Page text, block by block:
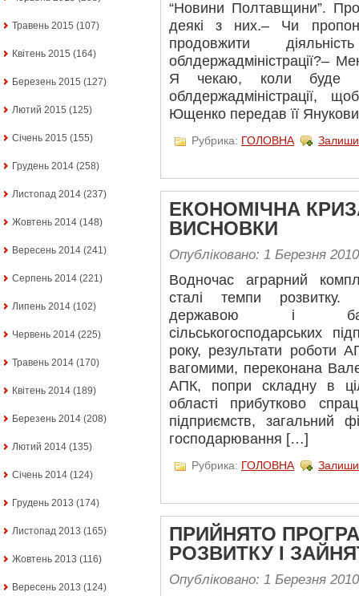
Травень 2015 (107)
Квітень 2015 (164)
Березень 2015 (127)
Лютий 2015 (125)
Січень 2015 (155)
Грудень 2014 (258)
Листопад 2014 (237)
Жовтень 2014 (148)
Вересень 2014 (241)
Серпень 2014 (221)
Липень 2014 (102)
Червень 2014 (225)
Травень 2014 (170)
Квітень 2014 (189)
Березень 2014 (208)
Лютий 2014 (135)
Січень 2014 (124)
Грудень 2013 (174)
Листопад 2013 (165)
Жовтень 2013 (116)
Вересень 2013 (124)
“Новини Полтавщини”.
деякі з них.– Чи
продовжити
облдержадміністрації?–
Я чекаю, коли буде
облдержадміністрації,
Ющенко передав її
Рубрика: ГОЛОВНА
ЕКОНОМІЧНА
ВИСНОВКИ
Опубліковано: 1 Березня 2010
Водночас аграрний
сталі темпи розвитку.
державою і
сільськогосподарських
року, результати роботи
вагомими, переконана
АПК, попри складну в
області прибутково
підприємств, загальний
господарювання […]
Рубрика: ГОЛОВНА
ПРИЙНЯТО
РОЗВИТКУ І
Опубліковано: 1 Березня 2010